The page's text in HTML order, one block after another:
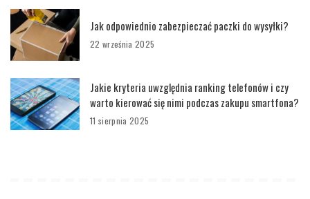
Jak odpowiednio zabezpieczać paczki do wysyłki?
22 września 2025
Jakie kryteria uwzględnia ranking telefonów i czy
warto kierować się nimi podczas zakupu smartfona?
11 sierpnia 2025